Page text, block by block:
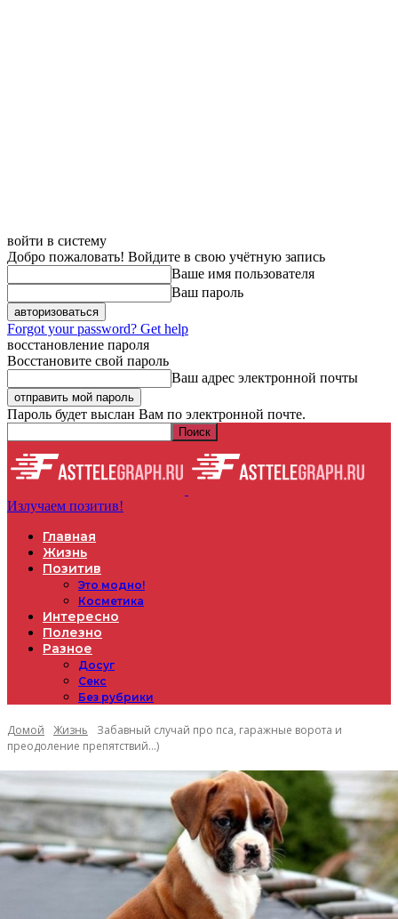
войти в систему
Добро пожаловать! Войдите в свою учётную запись
Ваше имя пользователя
Ваш пароль
Forgot your password? Get help
восстановление пароля
Восстановите свой пароль
Ваш адрес электронной почты
Пароль будет выслан Вам по электронной почте.
Излучаем позитив!
Главная
Жизнь
Позитив
Это модно!
Косметика
Интересно
Полезно
Разное
Досуг
Секс
Без рубрики
Домой Жизнь
Забавный случай про пса, гаражные ворота и
преодоление препятствий…)